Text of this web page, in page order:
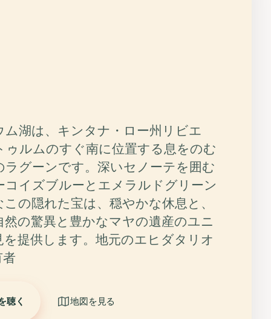
ム湖は、キンタナ・ロー州リビエ
ゥルムのすぐ南に位置する息をのむ
ラグーンです。深いセノーテを囲む
コイズブルーとエメラルドグリーン
の隠れた宝は、穏やかな休息と、
の驚異と豊かなマヤの遺産のユニ
提供します。地元のエヒダタリオ
聴く 地図を見る